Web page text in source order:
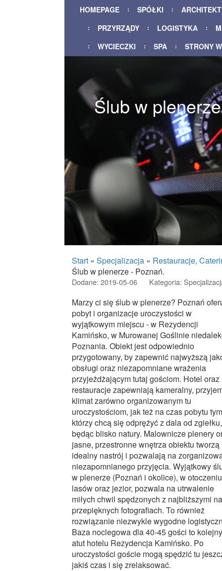
HOMEPAGE SPÓŁKI
PRZYRZĄDY
LOGISTYKA
WYCIECZKI
SPA STRONY
Ślub w
Start » Specjalizacja » Restauracje,
Ślub w plenerze - Poznań.
Dodane: 2019-05-06 Kategoria:
Marzy ci się ślub w plenerze? Poznań
pobyt i organizacje uroczystości w
wyjątkowym miejscu - w Rezydencji
Kamińsko, w Murowanej Goślinie
Poznania. Obiekt jest odpowiednio
przygotowany, by zapewnić najwyższą
obsługi oraz niezapomniane wrażenia
przyjeżdżającym tutaj gościom. Hotel oraz
restauracje zapewniają kameralny,
klimat zarówno organizowanym tu
uroczystościom, jak też na czas pobytu
którzy chcą się odprężyć z dala od zgiełku,
będąc blisko natury. Malownicze plenery
jasne, przestronne wnętrza obiektu tworzą
idealny nastrój i pozwalają na
niezapomnianego przyjęcia. Wyjątkowy
w plenerze (Poznań i okolice), w otoczeniu
lasów oraz jezior, pozwala na utrwalenie
miłych chwil spędzonych z najbliższymi na
przepięknych fotografiach. To również
rozwiązanie niezwykle wygodne
Baza noclegowa dla 40-45 gości to kolejny
atut hotelu Rezydencja Kamińsko. Po
uroczystości goście mogą spędzić tu
jakiś czas i się zrelaksować.